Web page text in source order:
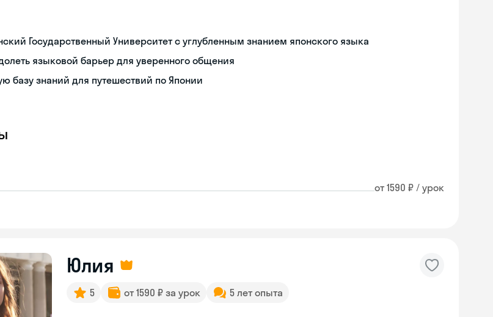
Государственный Университет с углубленным знанием японского языка
языковой барьер для уверенного общения
базу знаний для путешествий по Японии
от 1590 ₽ / урок
Юлия
5 от 1590 ₽ за урок 5 лет опыта